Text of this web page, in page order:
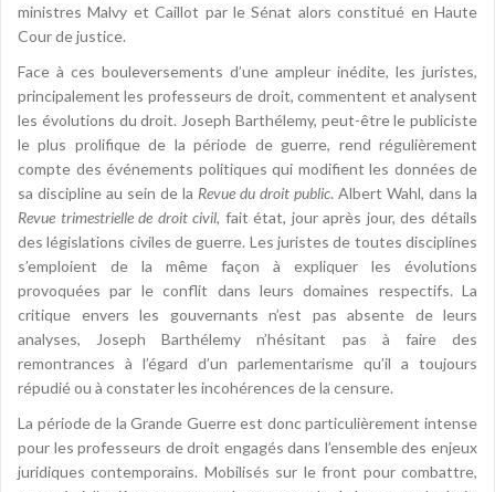
ministres Malvy et Caillot par le Sénat alors constitué en Haute
Cour de justice.
Face à ces bouleversements d’une ampleur inédite, les juristes,
principalement les professeurs de droit, commentent et analysent
les évolutions du droit. Joseph Barthélemy, peut-être le publiciste
le plus prolifique de la période de guerre, rend régulièrement
compte des événements politiques qui modifient les données de
sa discipline au sein de la Revue du droit public. Albert Wahl, dans la
Revue trimestrielle de droit civil, fait état, jour après jour, des détails
des législations civiles de guerre. Les juristes de toutes disciplines
s’emploient de la même façon à expliquer les évolutions
provoquées par le conflit dans leurs domaines respectifs. La
critique envers les gouvernants n’est pas absente de leurs
analyses, Joseph Barthélemy n’hésitant pas à faire des
remontrances à l’égard d’un parlementarisme qu’il a toujours
répudié ou à constater les incohérences de la censure.
La période de la Grande Guerre est donc particulièrement intense
pour les professeurs de droit engagés dans l’ensemble des enjeux
juridiques contemporains. Mobilisés sur le front pour combattre,